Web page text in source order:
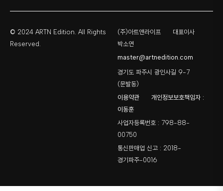
© 2024 ARTN Edition. All Rights
Reserved.
(주)아트앤라이프
대표이사
박소연
master@artnedition.com
경기도 파주시 광인사길 9-7
(문발동)
이용약관
개인정보보호책임자 :
이동훈
사업자등록번호 : 798-88-
00750
통신판매업 신고 : 2018-
경기파주-0016